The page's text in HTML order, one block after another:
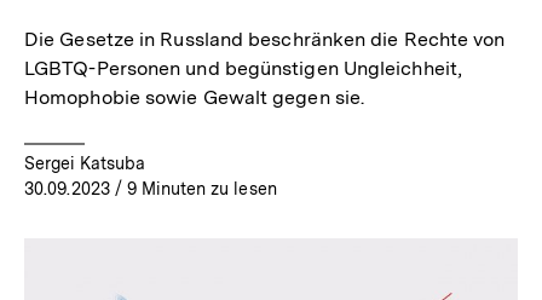
Die Gesetze in Russland beschränken die Rechte von
LGBTQ-Personen und begünstigen Ungleichheit,
Homophobie sowie Gewalt gegen sie.
Sergei Katsuba
30.09.2023/ 9 Minuten zu lesen